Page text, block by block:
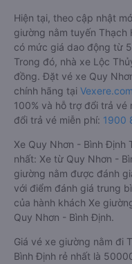
Hiện tại, theo cập nhật
giường nằm tuyến Thạch
có mức giá dao động từ
Trong đó, nhà xe Lộc
đồng. Đặt vé xe Quy
chính hãng tại Vexere.com
100% và hỗ trợ đổi trả
đổi trả vé miễn phí: 1900
Xe Quy Nhơn - Bình Định
nhất: Xe từ Quy Nhơn -
giường nằm được đánh
với điểm đánh giá trung
của hành khách Xe
Quy Nhơn - Bình Định.
Giá vé xe giường nằm đi
Bình Định rẻ nhất là